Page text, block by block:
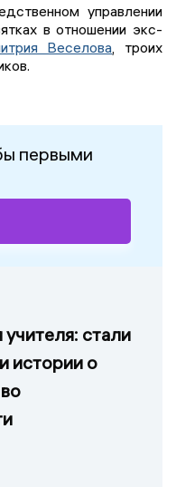
управлении
в отношении экс-
Веселова , троих
первыми
стали
истории о